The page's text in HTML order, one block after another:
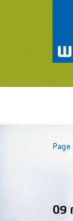
09